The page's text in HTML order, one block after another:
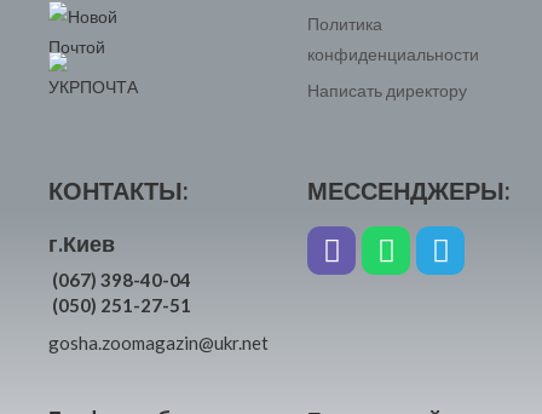
Политика
конфиденциальности
Написать директору
КОНТАКТЫ:
г.Киев
(067) 398-40-04
(050) 251-27-51
gosha.zoomagazin@ukr.net
МЕССЕНДЖЕРЫ: